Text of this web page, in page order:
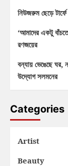
নিউজরুম ছেড়ে
‘আমাদের একটু
রণজয়ের
বন্যায় ভেঙেছে ঘর,
উদ্যোগ সলমনের
Categories
Artist
Beauty